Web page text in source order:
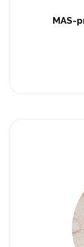
MAS-